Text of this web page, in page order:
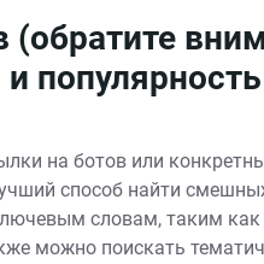
на ботов или
способ найти
словам, таким
можно поискать